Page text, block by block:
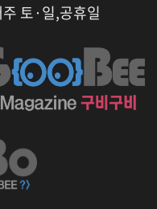
토·일,공휴일